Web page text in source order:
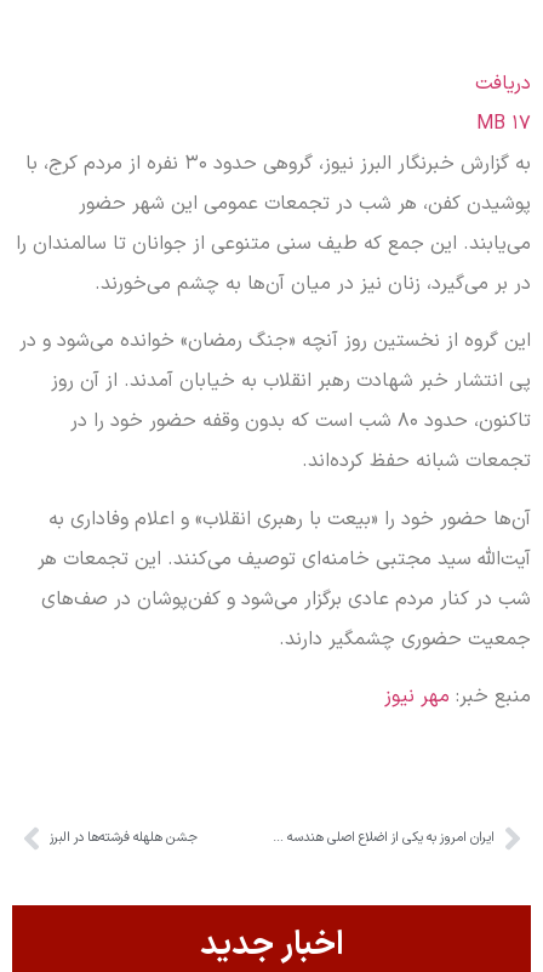
دریافت
۱۷ MB
به گزارش خبرنگار البرز نیوز، گروهی حدود ۳۰ نفره از مردم کرج، با
پوشیدن کفن، هر شب در تجمعات عمومی این شهر حضور
می‌یابند. این جمع که طیف سنی متنوعی از جوانان تا سالمندان را
در بر می‌گیرد، زنان نیز در میان آن‌ها به چشم می‌خورند.
این گروه از نخستین روز آنچه «جنگ رمضان» خوانده می‌شود و در
پی انتشار خبر شهادت رهبر انقلاب به خیابان آمدند. از آن روز
تاکنون، حدود ۸۰ شب است که بدون وقفه حضور خود را در
تجمعات شبانه حفظ کرده‌اند.
آن‌ها حضور خود را «بیعت با رهبری انقلاب» و اعلام وفاداری به
آیت‌الله سید مجتبی خامنه‌ای توصیف می‌کنند. این تجمعات هر
شب در کنار مردم عادی برگزار می‌شود و کفن‌پوشان در صف‌های
جمعیت حضوری چشمگیر دارند.
منبع خبر: مهر نیوز
ایران امروز به یکی از اضلاع اصلی هندسه قدرت جهان تبدیل شده است جشن هلهله فرشته‌ها در البرز
اخبار جدید